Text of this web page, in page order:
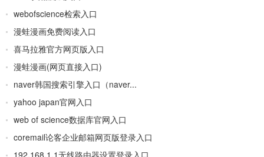
webofscience检索入口
漫蛙漫画免费阅读入口
喜马拉雅官方网页版入口
漫蛙漫画(网页直接入口)
naver韩国搜索引擎入口（naver...
yahoo japan官网入口
web of science数据库官网入口
coremail论客企业邮箱网页版登录入口
192.168.1.1无线路由器设置登录入口